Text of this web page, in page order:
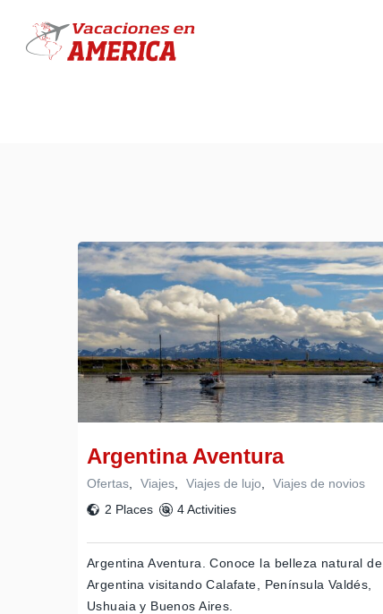
Argentina Aventura
Ofertas Viajes Viajes de lujo
Viajes de novios
2 Places
4 Activities
Argentina Aventura. Conoce la belleza natural de
Argentina visitando Calafate, Península Valdés,
Ushuaia y Buenos Aires.